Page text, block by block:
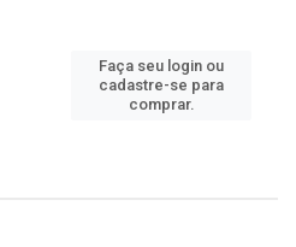
Faça seu login ou
cadastre-se para
comprar.